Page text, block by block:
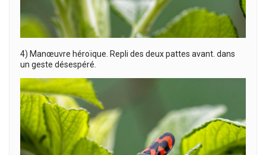
4) Manœuvre héroïque. Repli des deux pattes avant. dans
un geste désespéré.